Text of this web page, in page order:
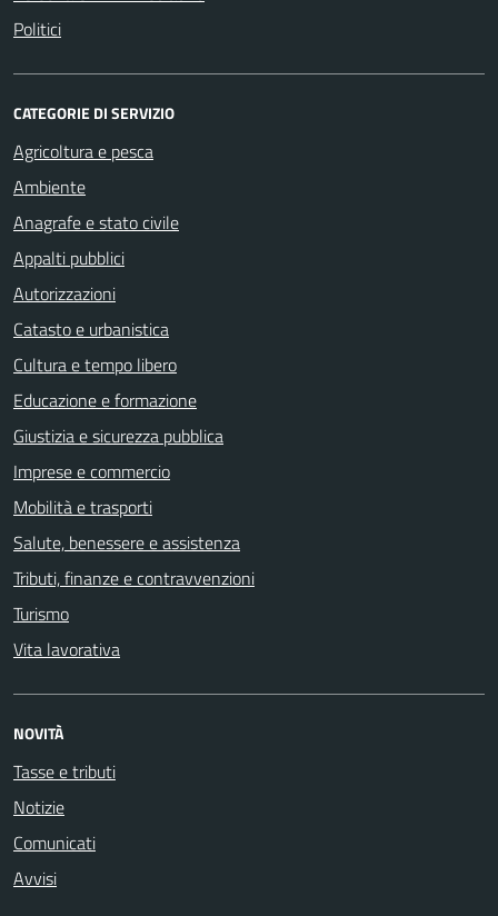
Politici
CATEGORIE DI SERVIZIO
Agricoltura e pesca
Ambiente
Anagrafe e stato civile
Appalti pubblici
Autorizzazioni
Catasto e urbanistica
Cultura e tempo libero
Educazione e formazione
Giustizia e sicurezza pubblica
Imprese e commercio
Mobilità e trasporti
Salute, benessere e assistenza
Tributi, finanze e contravvenzioni
Turismo
Vita lavorativa
NOVITÀ
Tasse e tributi
Notizie
Comunicati
Avvisi